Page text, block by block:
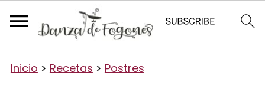
Inicio > Recetas > Postres